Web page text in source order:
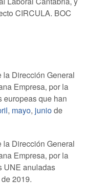
CIRCULA. BOC
Dirección General
Empresa, por la
europeas que han
, mayo, juniode
Dirección General
Empresa, por la
UNE anuladas
de 2019.